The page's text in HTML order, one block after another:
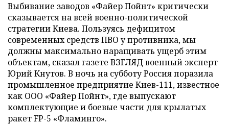
Выбивание заводов «Файер Пойнт» критически
сказывается на всей военно-политической
стратегии Киева. Пользуясь дефицитом
современных средств ПВО у противника, мы
должны максимально наращивать ущерб этим
объектам, сказал газете ВЗГЛЯД военный эксперт
Юрий Кнутов. В ночь на субботу Россия поразила
промышленное предприятие Киев-111, известное
как ООО «Файер Пойнт», где выпускают
комплектующие и боевые части для крылатых
ракет FP-5 «Фламинго».